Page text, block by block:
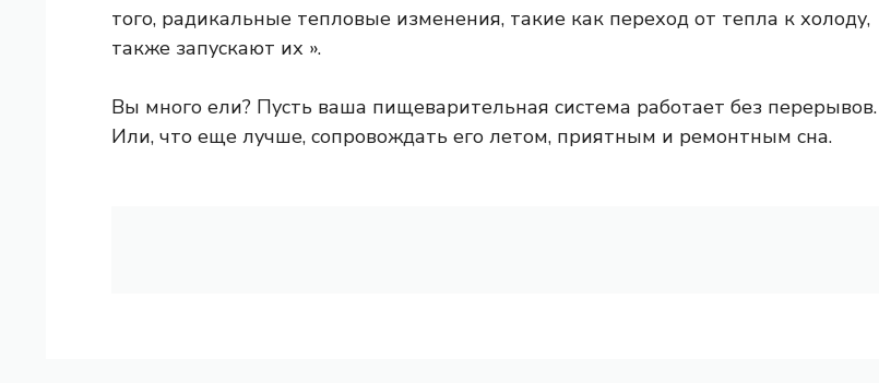
того, радикальные тепловые изменения, такие как переход от тепла к холоду,
также запускают их ».
Вы много ели? Пусть ваша пищеварительная система работает без перерывов.
Или, что еще лучше, сопровождать его летом, приятным и ремонтным сна.